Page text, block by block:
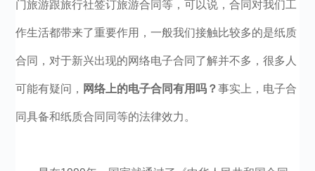
门旅游跟旅行社签订旅游合同等，可以说，合同对我们工
作生活都带来了重要作用，一般我们接触比较多的是纸质
合同，对于新兴出现的网络电子合同了解并不多，很多人
可能有疑问， 网络上的电子合同有用吗？事实上，电子合
同具备和纸质合同同等的法律效力。